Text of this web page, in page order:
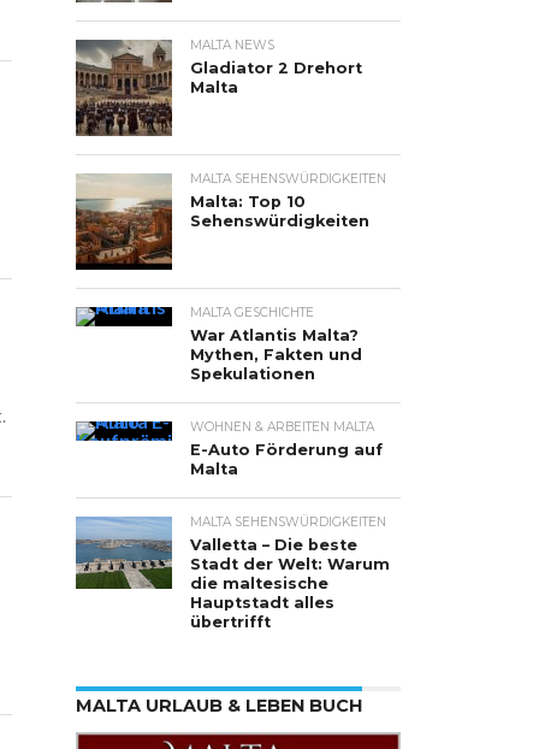
MALTA NEWS
Gladiator 2 Drehort
Malta
MALTA SEHENSWÜRDIGKEITEN
Malta: Top 10
Sehenswürdigkeiten
MALTA GESCHICHTE
War Atlantis Malta?
Mythen, Fakten und
Spekulationen
WOHNEN & ARBEITEN MALTA
E-Auto Förderung auf
Malta
MALTA SEHENSWÜRDIGKEITEN
Valletta – Die beste
Stadt der Welt: Warum
die maltesische
Hauptstadt alles
übertrifft
MALTA URLAUB & LEBEN BUCH